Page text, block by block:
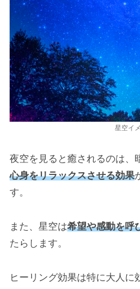
星空イ
夜空を見ると癒されるのは、
心身をリラックスさせる効果
す。
また、星空は希望や感動を呼
たらします。
ヒーリング効果は特に大人に